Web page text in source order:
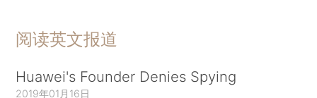
阅读英文报道
Huawei's Founder Denies Spying
2019年01月16日